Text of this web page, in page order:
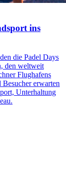
ins
die Padel Days
den weltweit
Flughafens
Besucher erwarten
Unterhaltung